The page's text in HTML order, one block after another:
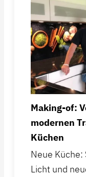
Making-of:
modernen
Küchen
Neue Küche:
Licht und